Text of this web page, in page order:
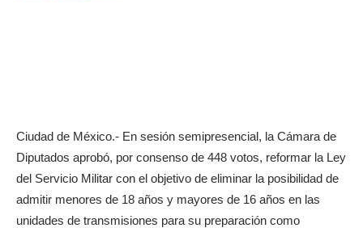
Ciudad de México.- En sesión semipresencial, la Cámara de
Diputados aprobó, por consenso de 448 votos, reformar la Ley
del Servicio Militar con el objetivo de eliminar la posibilidad de
admitir menores de 18 años y mayores de 16 años en las
unidades de transmisiones para su preparación como